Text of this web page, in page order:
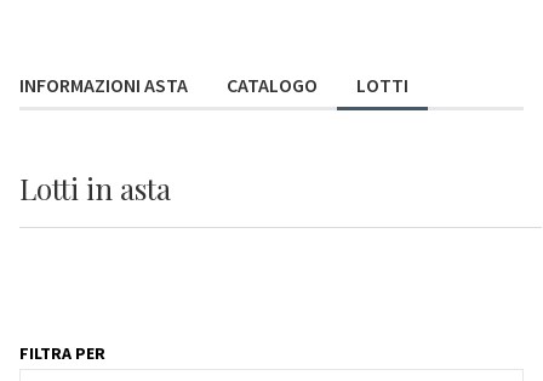
INFORMAZIONI ASTA CATALOGO LOTTI
Lotti in asta
FILTRA PER